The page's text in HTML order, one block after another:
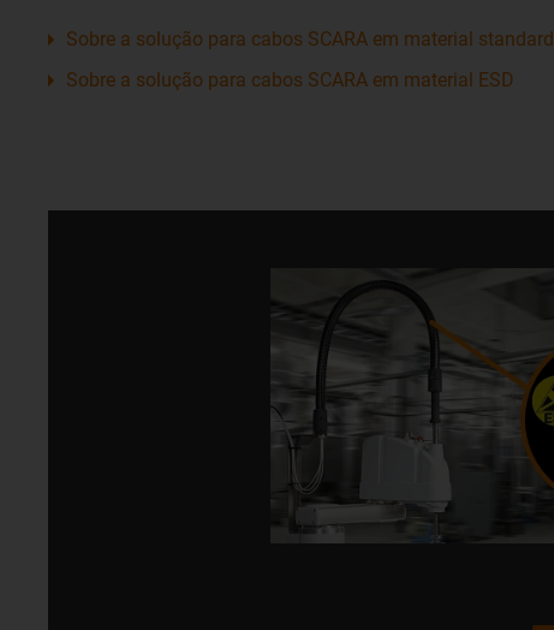
Sobre a solução para cabos SCARA em material standard
Sobre a solução para cabos SCARA em material ESD